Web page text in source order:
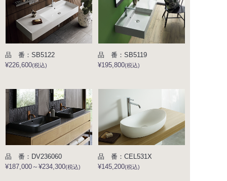
品 番：SB5122
¥226,600(税込)
品 番：SB5119
¥195,800(税込)
品 番：DV236060
¥187,000～¥234,300(税込)
品 番：CEL531X
¥145,200(税込)